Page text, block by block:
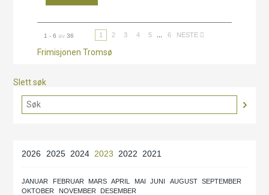
1 - 6 av36 1 2 3 4 5 6 NESTE
Frimisjonen Tromsø
Slett søk
2026 2025 2024 2023 2022 2021
JANUAR FEBRUAR MARS APRIL MAI JUNI AUGUST
SEPTEMBER
OKTOBER
NOVEMBER DESEMBER